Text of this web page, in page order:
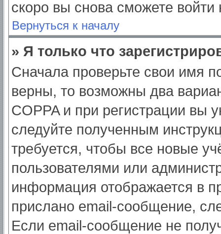
скоро вы снова сможете
Вернуться к началу
» Я только что
Сначала проверьте свои имя
верны, то возможны два
COPPA и при регистрации вы
следуйте полученным
требуется, чтобы все новые
пользователями или
информация отображается в
прислано email-сообщение,
Если email-сообщение не